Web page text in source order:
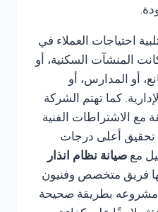
احتياجات العملاء في
المنشآت السكنية، أو
أو المدارس، أو
كما تهتم الشركة
مع الاشتراطات الفنية
تحقيق أعلى درجات
مع صيانة نظام انذار
فريق متخصص وفنيون
مشروعه بطريقة صحيحة